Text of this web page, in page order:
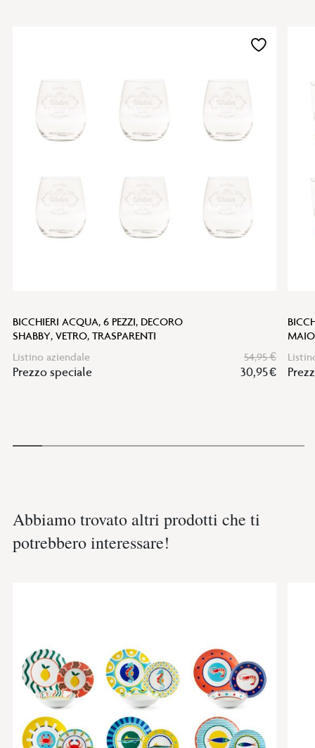
BICCHIERI ACQUA, 6 PEZZI, DECORO
SHABBY, VETRO, TRASPARENTI
Listino aziendale
54,95 €
Prezzo speciale 30,95 €
Aggiungi
Abbiamo trovato altri prodotti che ti
potrebbero interessare!